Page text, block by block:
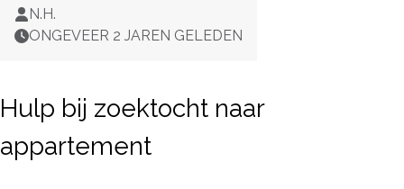
N.H.
ONGEVEER 2 JAREN GELEDEN
Hulp bij zoektocht naar
appartement